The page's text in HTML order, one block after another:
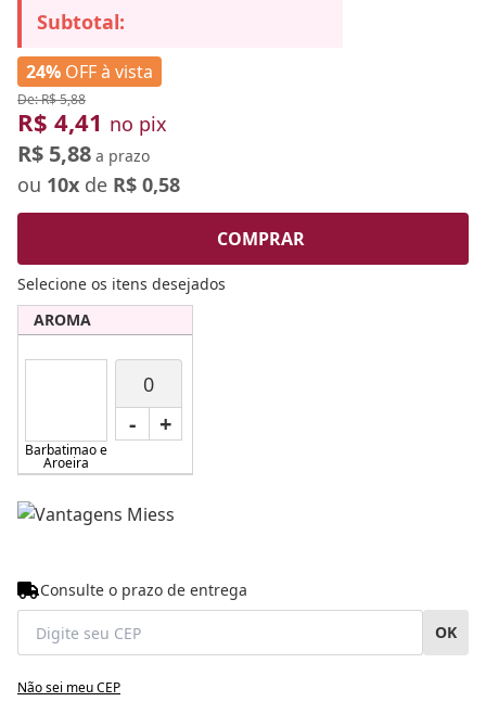
Selecione os itens desejados
AROMA
Barbatimao e
Aroeira
- +
Subtotal:
24% OFF à vista
De: R$ 5,88
R$ 4,41 no pix
R$ 5,88 a prazo
ou 10x de R$ 0,58
COMPRAR
Consulte o prazo de entrega
OK
Não sei meu CEP